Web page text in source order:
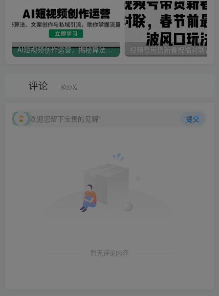
AI短视频创作运营，揭秘算法、文案创作与私域引流，助你掌握流量密码
评论 抢沙发
欢迎您留下宝贵的见解！ 提交
暂无评论内容